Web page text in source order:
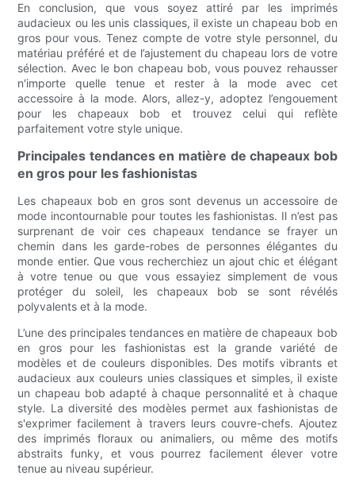
En conclusion, que vous soyez attiré par les imprimés
audacieux ou les unis classiques, il existe un chapeau bob en
gros pour vous. Tenez compte de votre style personnel, du
matériau préféré et de l’ajustement du chapeau lors de votre
sélection. Avec le bon chapeau bob, vous pouvez rehausser
n'importe quelle tenue et rester à la mode avec cet
accessoire à la mode. Alors, allez-y, adoptez l’engouement
pour les chapeaux bob et trouvez celui qui reflète
parfaitement votre style unique.
Principales tendances en matière de chapeaux bob
en gros pour les fashionistas
Les chapeaux bob en gros sont devenus un accessoire de
mode incontournable pour toutes les fashionistas. Il n’est pas
surprenant de voir ces chapeaux tendance se frayer un
chemin dans les garde-robes de personnes élégantes du
monde entier. Que vous recherchiez un ajout chic et élégant
à votre tenue ou que vous essayiez simplement de vous
protéger du soleil, les chapeaux bob se sont révélés
polyvalents et à la mode.
L’une des principales tendances en matière de chapeaux bob
en gros pour les fashionistas est la grande variété de
modèles et de couleurs disponibles. Des motifs vibrants et
audacieux aux couleurs unies classiques et simples, il existe
un chapeau bob adapté à chaque personnalité et à chaque
style. La diversité des modèles permet aux fashionistas de
s'exprimer facilement à travers leurs couvre-chefs. Ajoutez
des imprimés floraux ou animaliers, ou même des motifs
abstraits funky, et vous pourrez facilement élever votre
tenue au niveau supérieur.